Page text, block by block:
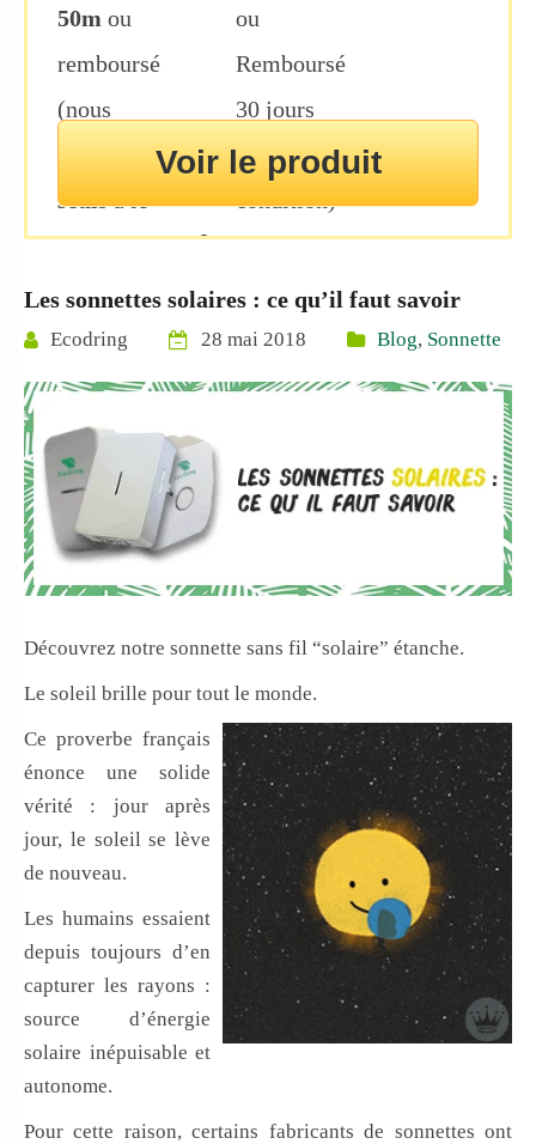
50m ou
remboursé
(nous
sommes les
seulsà le
proposer)
3 carillons
et 10 boutons
possibles
Zéro
interférence
(utilisable en
immeuble, en
avis clients)
ou
Remboursé
30 jours
(sans
condition)
Paiement
par carte
bancaire
sécurisé
protocole
SSL
banques
et
l’armée)
Voir le produit
Les sonnettes solaires : ce qu’il faut savoir
Ecodring 28 mai 2018 Blog, Sonnette
Découvrez notre sonnette sans fil “solaire” étanche.
Le soleil brille pour tout le monde.
Ce proverbe français
énonce une solide
vérité : jour après
jour, le soleil se lève
de nouveau.
Les humains essaient
depuis toujours d’en
capturer les rayons :
source d’énergie
solaire inépuisable et
autonome.
Pour cette raison, certains fabricants de sonnettes ont